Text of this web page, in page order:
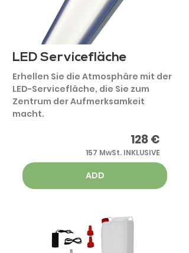
LED Servicefläche
Erhellen Sie die Atmosphäre mit der
LED-Servicefläche, die Sie zum
Zentrum der Aufmerksamkeit
macht.
128€
157 MwSt. INKLUSIVE
ADD